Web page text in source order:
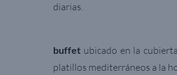
diarias.
buffet ubicado en la
platillos mediterráneos a la